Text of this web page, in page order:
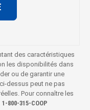
des caractéristiques
les disponibilités dans
ou de garantir une
dessus peut ne pas
Pour connaître les
1‑800‑315‑COOP